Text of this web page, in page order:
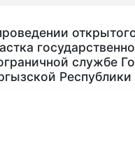
службе
Республики